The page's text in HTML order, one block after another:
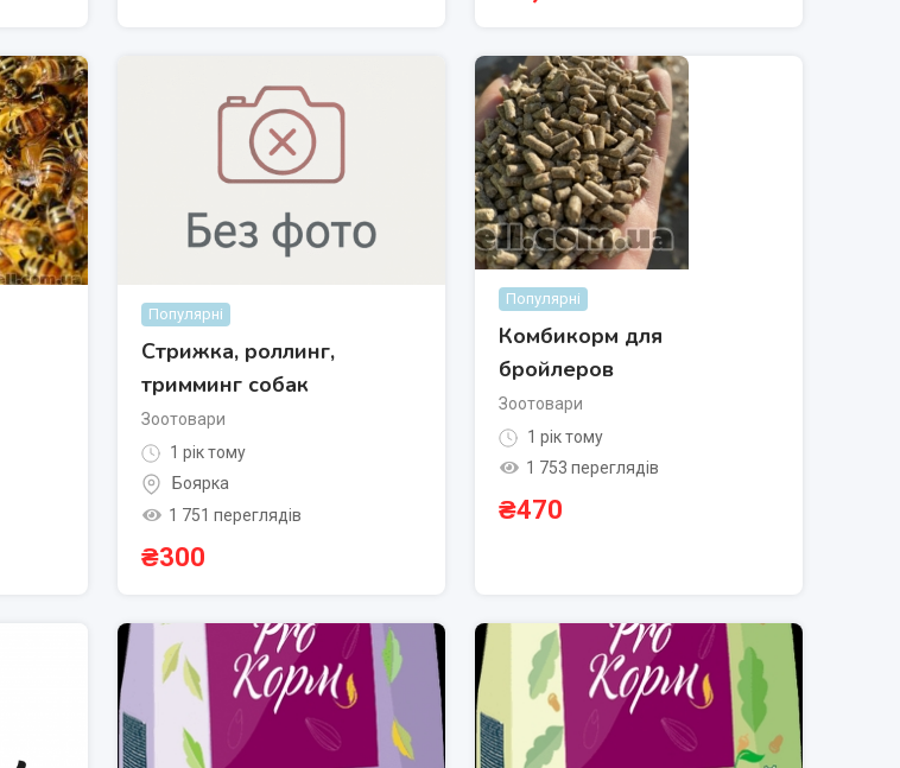
Популярні
Стрижка, роллинг,
тримминг собак
Зоотовари
1 рік тому
Боярка
1 751 переглядів
₴300
Популярні
Комбикорм для
бройлеров
Зоотовари
1 рік тому
1 753 переглядів
₴470